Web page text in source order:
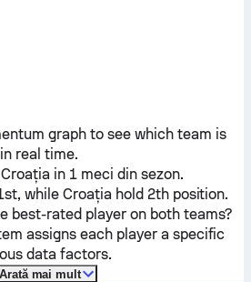
graph to see which team is
real time.
Croaţia in 1 meci din sezon.
whileCroaţia hold 2th position.
best-rated player on both teams?
assigns each player a specific
data factors.
Arată mai mult